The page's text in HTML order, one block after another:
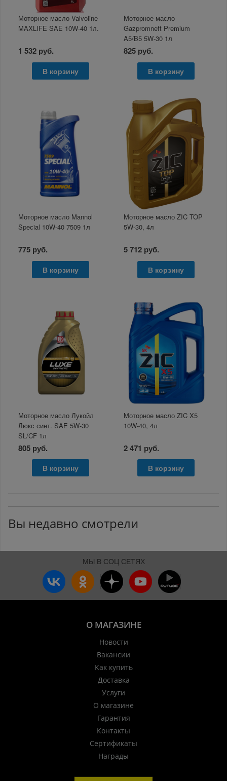
Моторное масло Valvoline
MAXLIFE SAE 10W-40 1л.
1 532 руб.
В корзину
Моторное масло
Gazpromneft Premium
A5/B5 5W-30 1л
825 руб.
В корзину
Моторное масло Mannol
Speсial 10W-40 7509 1л
775 руб.
В корзину
Моторное масло ZIC TOP
5W-30, 4л
5 712 руб.
В корзину
Моторное масло Лукойл
Люкс синт. SAE 5W-30
SL/CF 1л
805 руб.
В корзину
Моторное масло ZIC X5
10W-40, 4л
2 471 руб.
В корзину
Вы недавно смотрели
МЫ В СОЦ СЕТЯХ
О МАГАЗИНЕ
Новости
Вакансии
Как купить
Доставка
Услуги
О магазине
Гарантия
Контакты
Сертификаты
Награды